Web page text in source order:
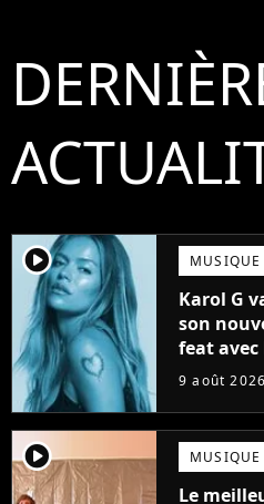
player2 MUSIQUE
Karol G
son
feat avec
9 août 2026
player2 MUSIQUE
Le